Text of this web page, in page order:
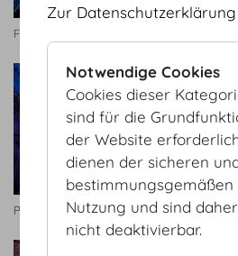
Festsaal
Pioneers Festival
Zur Datenschutzerklärung
Notwendige Cookies
Cookies dieser
sind für die
der Website
dienen der sicheren
bestimmungsgemäßen
Nutzung und sind daher
nicht deaktivierbar.